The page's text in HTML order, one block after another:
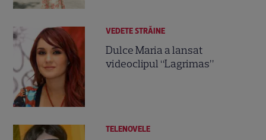
VEDETE STRĂINE
Dulce Maria a lansat
videoclipul “Lagrimas”
TELENOVELE